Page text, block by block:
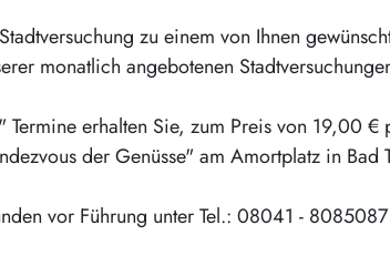
zu einem von Ihnen
monatlich angebotenen
erhalten Sie, zum Preis von 19,00 €
der Genüsse" am Amortplatz in Bad
vor Führung unter Tel.: 08041 -